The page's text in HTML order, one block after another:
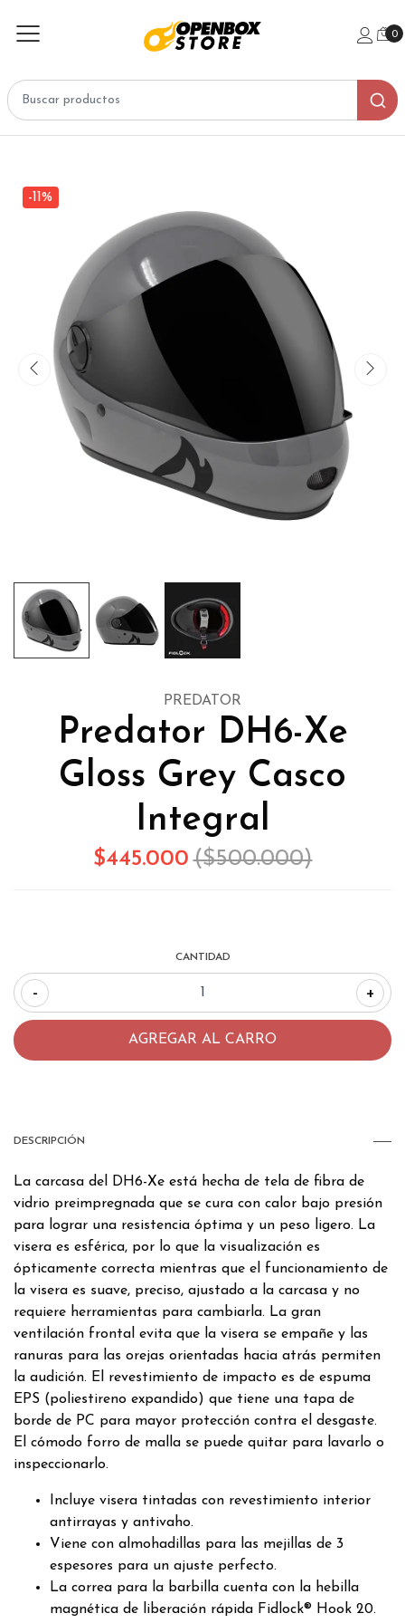
0
-11%
PREDATOR
Predator DH6-Xe
Gloss Grey Casco
Integral
$445.000 ($500.000)
CANTIDAD
- +
DESCRIPCIÓN
La carcasa del DH6-Xe está hecha de tela de fibra de
vidrio preimpregnada que se cura con calor bajo presión
para lograr una resistencia óptima y un peso ligero. La
visera es esférica, por lo que la visualización es
ópticamente correcta mientras que el funcionamiento de
la visera es suave, preciso, ajustado a la carcasa y no
requiere herramientas para cambiarla. La gran
ventilación frontal evita que la visera se empañe y las
ranuras para las orejas orientadas hacia atrás permiten
la audición. El revestimiento de impacto es de espuma
EPS (poliestireno expandido) que tiene una tapa de
borde de PC para mayor protección contra el desgaste.
El cómodo forro de malla se puede quitar para lavarlo o
inspeccionarlo.
Incluye visera tintadas con revestimiento interior
antirrayas y antivaho.
Viene con almohadillas para las mejillas de 3
espesores para un ajuste perfecto.
La correa para la barbilla cuenta con la hebilla
magnética de liberación rápida Fidlock® Hook 20.